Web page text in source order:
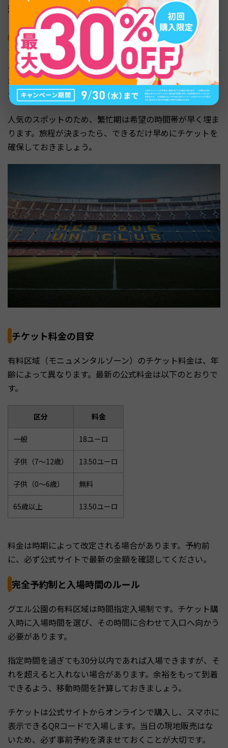
満足度を高めるコツです。
チケット料金・予約方法・営業時間
グエル公園の有料区域は完全予約制です。当日券の販売は
なく、オンラインでの事前購入が基本になります。料金や
営業時間を確認し、計画的に予約しましょう。
人気のスポットのため、繁忙期は希望の時間帯が早く埋ま
ります。旅程が決まったら、できるだけ早めにチケットを
確保しておきましょう。
チケット料金の目安
有料区域（モニュメンタルゾーン）のチケット料金は、年
齢によって異なります。最新の公式料金は以下のとおりで
す。
区分 料金
一般 18ユーロ
子供（7〜12歳） 13.50ユーロ
子供（0〜6歳） 無料
65歳以上 13.50ユーロ
料金は時期によって改定される場合があります。予約前
に、必ず公式サイトで最新の金額を確認してください。
完全予約制と入場時間のルール
グエル公園の有料区域は時間指定入場制です。チケット購
入時に入場時間を選び、その時間に合わせて入口へ向かう
必要があります。
指定時間を過ぎても30分以内であれば入場できますが、そ
れを超えると入れない場合があります。余裕をもって到着
できるよう、移動時間を計算しておきましょう。
チケットは公式サイトからオンラインで購入し、スマホに
表示できるQRコードで入場します。当日の現地販売はな
いため、必ず事前予約を済ませておくことが大切です。